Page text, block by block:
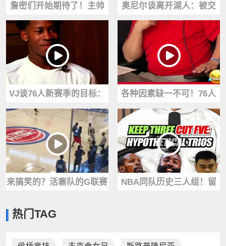
詹密们开始期待了！主帅
纳斯称恩比德这个夏天状
态很好！
奥尼尔谈离开湖人：被交
易并非和科比不和 而是湖
人希望我降薪
VJ谈76人新赛季的目标：
就是冲着总冠军去的 要嘛
就很菜
各种因素缺一不可！76人
球队篮球运营总裁谈签下
老詹的种种细节
来搞笑的？活塞队的G联赛
来玩~
NBA同队历史三人组！留
热门TAG